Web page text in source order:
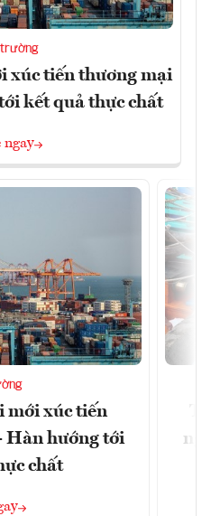
trường
xúc tiến thương mại
kết quả thực chất
ngay
mới xúc tiến
Hàn hướng tới
chất